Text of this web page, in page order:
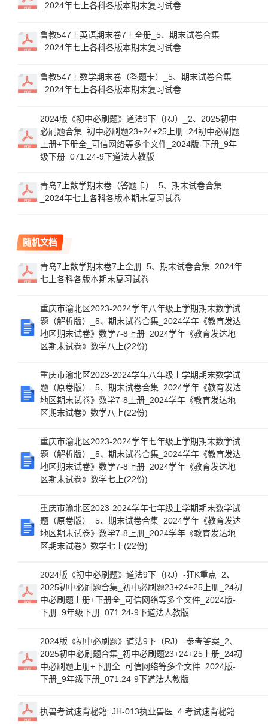
_2024年七上各科各版本期末复习试卷
鲁教547上英语期末卷7上全册_5、期末试卷合集
_2024年七上各科各版本期末复习试卷
鲁教547上数学期末卷（答题卡）_5、期末试卷合集
_2024年七上各科各版本期末复习试卷
2024版《初中必刷题》道法9下（RJ）_2、2025初中
必刷题合集_初中必刷题23+24+25上册_24初中必刷题
上册+下册全_可信网络等多个文件_2024版-下册_9年
级下册_071.24-9下道法人教版
青岛7上数学期末卷（答题卡）_5、期末试卷合集
_2024年七上各科各版本期末复习试卷
随机文档
青岛7上数学期末卷7上全册_5、期末试卷合集_2024年
七上各科各版本期末复习试卷
重庆市渝北区2023-2024学年八年级上学期期末数学试
题（解析版）_5、期末试卷合集_2024学年《教育发达
地区期末试卷》数学7-8上册_2024学年《教育发达地
区期末试卷》数学八上(22份)
重庆市渝北区2023-2024学年八年级上学期期末数学试
题（原卷版）_5、期末试卷合集_2024学年《教育发达
地区期末试卷》数学7-8上册_2024学年《教育发达地
区期末试卷》数学八上(22份)
重庆市渝北区2023-2024学年七年级上学期期末数学试
题（解析版）_5、期末试卷合集_2024学年《教育发达
地区期末试卷》数学7-8上册_2024学年《教育发达地
区期末试卷》数学七上(22份)
重庆市渝北区2023-2024学年七年级上学期期末数学试
题（原卷版）_5、期末试卷合集_2024学年《教育发达
地区期末试卷》数学7-8上册_2024学年《教育发达地
区期末试卷》数学七上(22份)
2024版《初中必刷题》道法9下（RJ）-狂K重点_2、
2025初中必刷题合集_初中必刷题23+24+25上册_24初
中必刷题上册+下册全_可信网络等多个文件_2024版-
下册_9年级下册_071.24-9下道法人教版
2024版《初中必刷题》道法9下（RJ）-参考答案_2、
2025初中必刷题合集_初中必刷题23+24+25上册_24初
中必刷题上册+下册全_可信网络等多个文件_2024版-
下册_9年级下册_071.24-9下道法人教版
执兽考试速背秘籍_JH-013执业兽医_4.考试速背秘籍